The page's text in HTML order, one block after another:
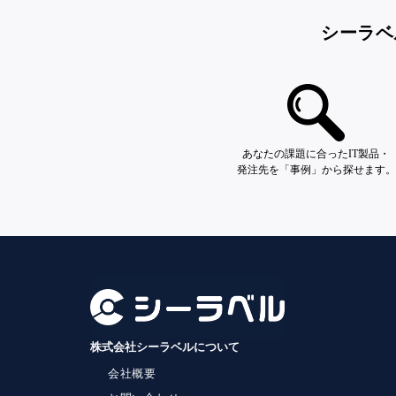
シーラ
あなたの課題に合ったIT製品・
発注先を「事例」から探せます。
株式会社シーラベルについて
会社概要